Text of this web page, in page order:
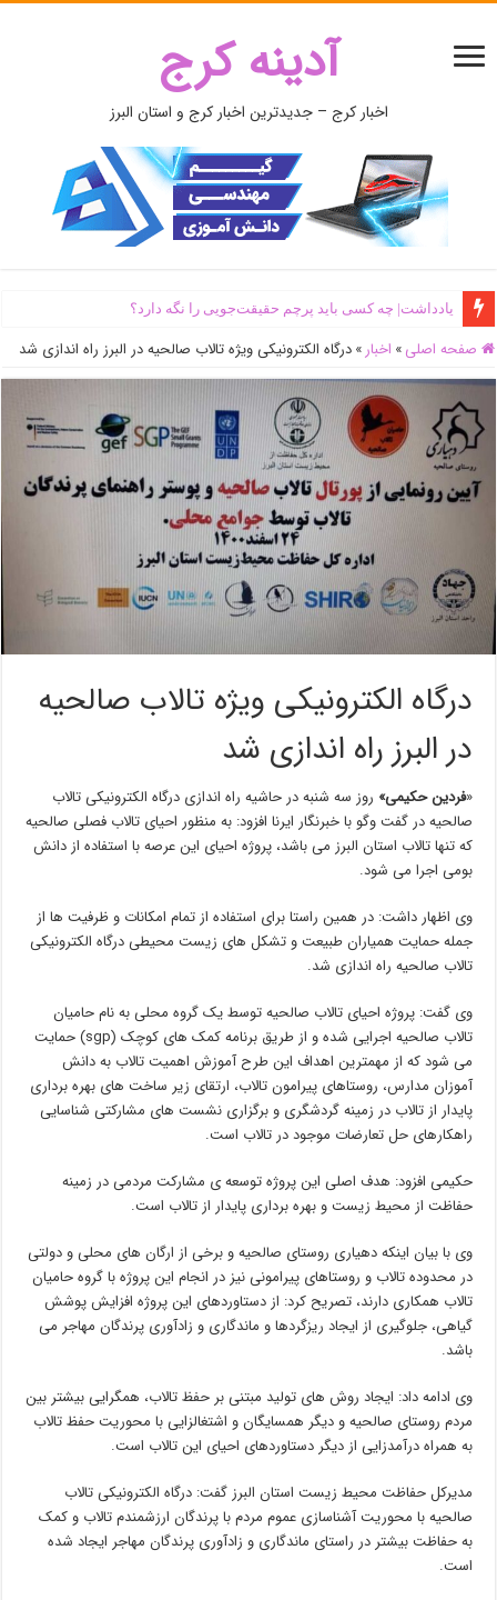
آدینه کرج
اخبار کرج – جدیدترین اخبار کرج و استان البرز
یادداشت| ‌چه کسی باید پرچم حقیقت‌جویی را نگه دارد؟
صفحه اصلی » اخبار » درگاه الکترونیکی ویژه تالاب صالحیه در البرز راه اندازی شد
درگاه الکترونیکی ویژه تالاب صالحیه
در البرز راه اندازی شد
«فردین حکیمی» روز سه شنبه در حاشیه راه اندازی درگاه الکترونیکی تالاب
صالحیه در گفت وگو با خبرنگار ایرنا افزود: به منظور احیای تالاب فصلی صالحیه
که تنها تالاب استان البرز می باشد، پروژه احیای این عرصه با استفاده از دانش
بومی اجرا می شود.
وی اظهار داشت: در همین راستا برای استفاده از تمام امکانات و ظرفیت ها از
جمله حمایت همیاران طبیعت و تشکل های زیست محیطی درگاه الکترونیکی
تالاب صالحیه راه اندازی شد.
وی گفت: پروژه احیای تالاب صالحیه توسط یک گروه محلی به نام حامیان
تالاب صالحیه اجرایی شده و از طریق برنامه کمک های کوچک (sgp) حمایت
می شود که از مهمترین اهداف این طرح آموزش اهمیت تالاب به دانش
آموزان مدارس، روستاهای پیرامون تالاب، ارتقای زیر ساخت های بهره برداری
پایدار از تالاب در زمینه گردشگری و برگزاری نشست های مشارکتی شناسایی
راهکارهای حل تعارضات موجود در تالاب است.
حکیمی افزود: هدف اصلی این پروژه توسعه ی مشارکت مردمی در زمینه
حفاظت از محیط زیست و بهره برداری پایدار از تالاب است.
وی با بیان اینکه دهیاری روستای صالحیه و برخی از ارگان های محلی و دولتی
در محدوده تالاب و روستاهای پیرامونی نیز در انجام این پروژه با گروه حامیان
تالاب همکاری دارند، تصریح کرد: از دستاوردهای این پروژه افزایش پوشش
گیاهی، جلوگیری از ایجاد ریزگردها و ماندگاری و زادآوری پرندگان مهاجر می
باشد.
وی ادامه داد: ایجاد روش های تولید مبتنی بر حفظ تالاب، همگرایی بیشتر بین
مردم روستای صالحیه و دیگر همسایگان و اشتغالزایی با محوریت حفظ تالاب
به همراه درآمدزایی از دیگر دستاوردهای احیای این تالاب است.
مدیرکل حفاظت محیط زیست استان البرز گفت: درگاه الکترونیکی تالاب
صالحیه با محوریت آشناسازی عموم مردم با پرندگان ارزشمندم تالاب و کمک
به حفاظت بیشتر در راستای ماندگاری و زادآوری پرندگان مهاجر ایجاد شده
است.